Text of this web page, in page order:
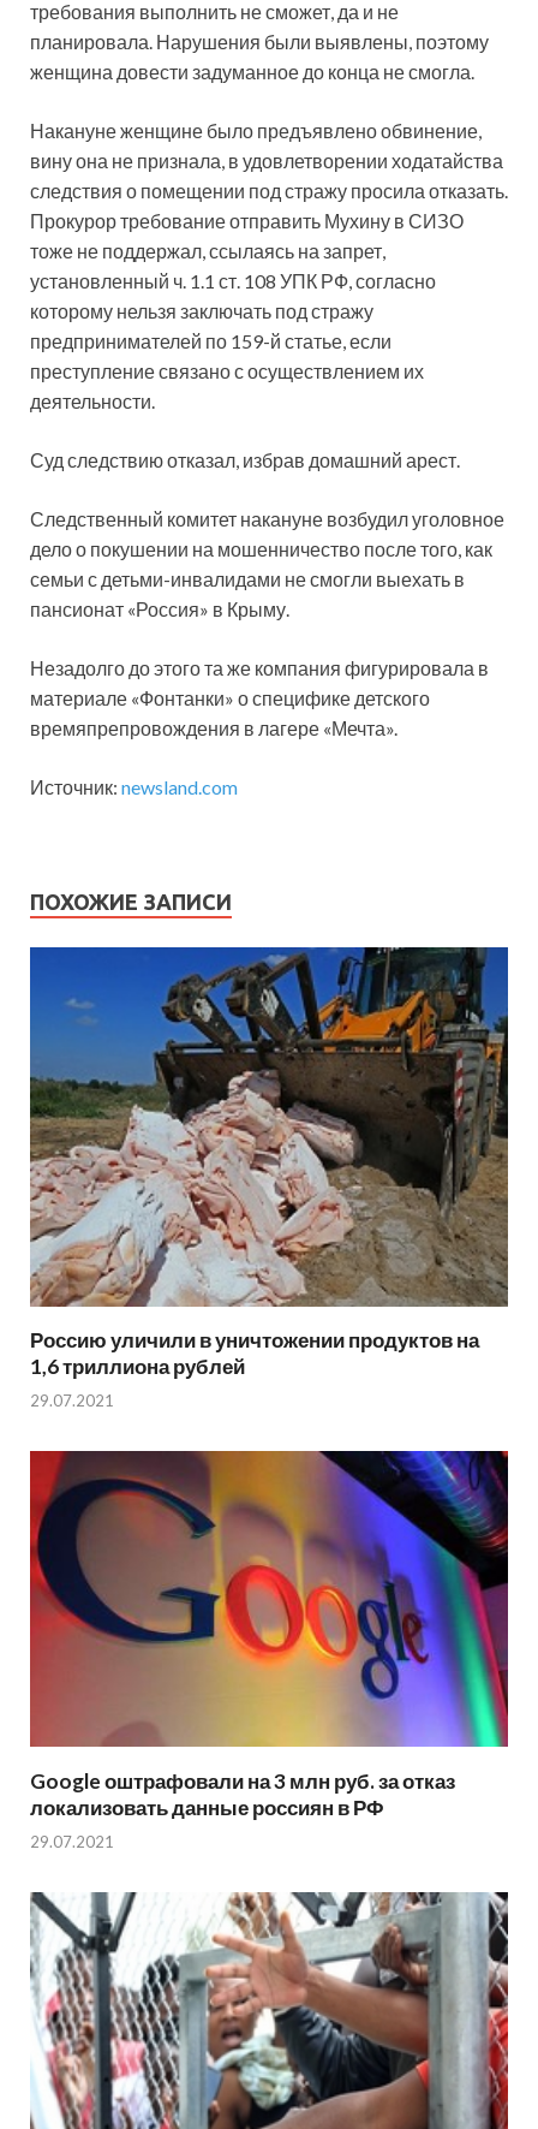
требования выполнить не сможет, да и не
планировала. Нарушения были выявлены, поэтому
женщина довести задуманное до конца не смогла.
Накануне женщине было предъявлено обвинение,
вину она не признала, в удовлетворении ходатайства
следствия о помещении под стражу просила отказать.
Прокурор требование отправить Мухину в СИЗО
тоже не поддержал, ссылаясь на запрет,
установленный ч. 1.1 ст. 108 УПК РФ, согласно
которому нельзя заключать под стражу
предпринимателей по 159-й статье, если
преступление связано с осуществлением их
деятельности.
Суд следствию отказал, избрав домашний арест.
Следственный комитет накануне возбудил уголовное
дело о покушении на мошенничество после того, как
семьи с детьми-инвалидами не смогли выехать в
пансионат «Россия» в Крыму.
Незадолго до этого та же компания фигурировала в
материале «Фонтанки» о специфике детского
времяпрепровождения в лагере «Мечта».
Источник: newsland.com
ПОХОЖИЕ ЗАПИСИ
Россию уличили в уничтожении продуктов на
1,6 триллиона рублей
29.07.2021
Google оштрафовали на 3 млн руб. за отказ
локализовать данные россиян в РФ
29.07.2021